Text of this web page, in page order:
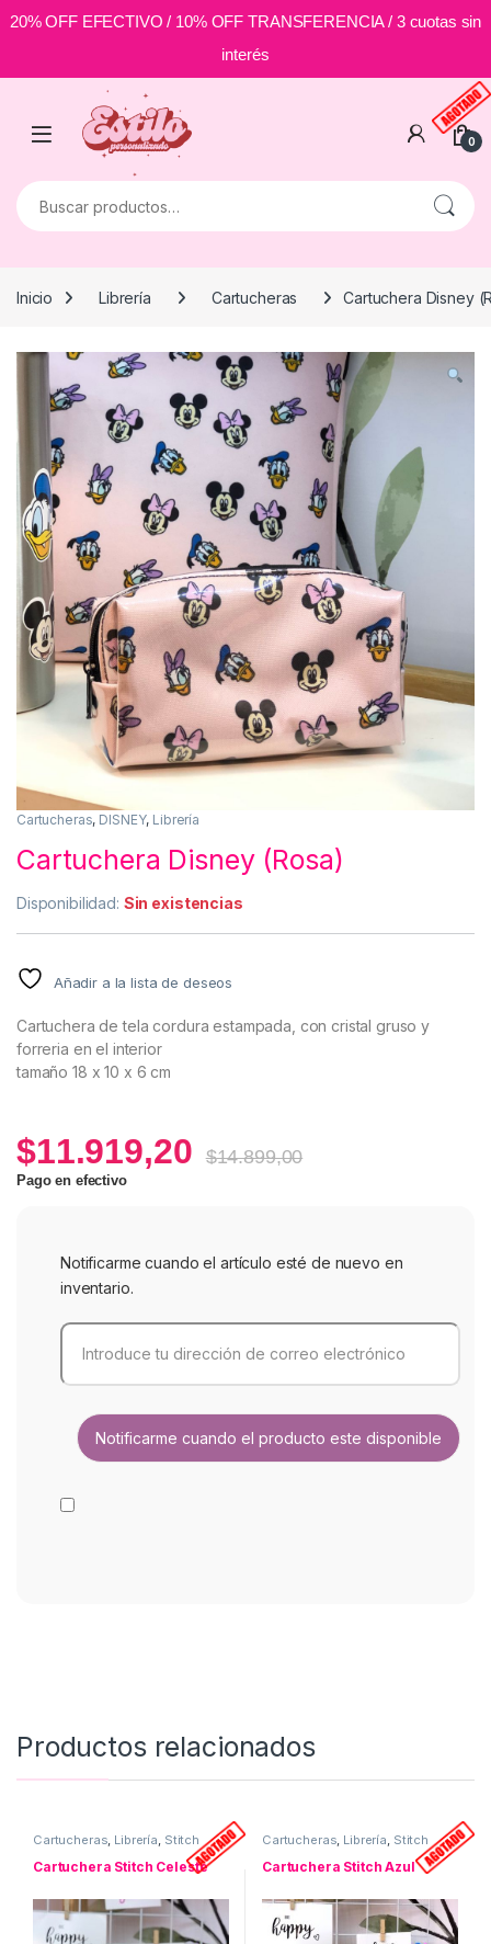
20% OFF EFECTIVO / 10% OFF TRANSFERENCIA / 3 cuotas sin
interés
Skip to navigation
0
Buscar por:
Inicio Librería Cartucheras Cartuchera Disney
Cartucheras, DISNEY, Librería
Cartuchera Disney (Rosa)
Disponibilidad: Sin existencias
Añadir a la lista de deseos
Cartuchera de tela cordura estampada, con cristal gruso y
forreria en el interior
tamaño 18 x 10 x 6 cm
$11.919,20 $14.899,00
Pago en efectivo
Notificarme cuando el artículo esté de nuevo en
inventario.
Productos relacionados
Cartucheras Librería Stitch
Cartuchera Stitch Celeste
Cartucheras Librería Stitch
Cartuchera Stitch Azul